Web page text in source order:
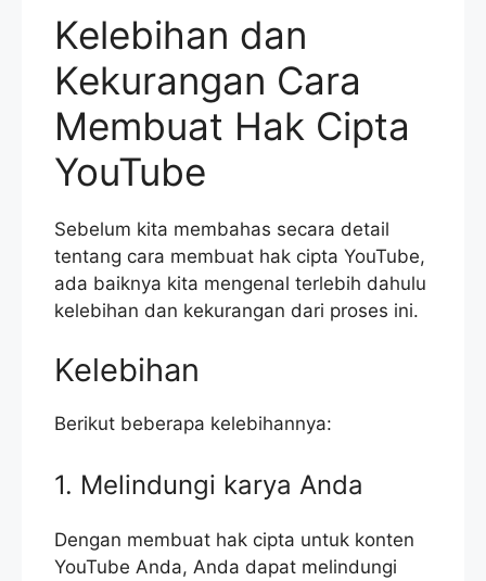
Kelebihan dan
Kekurangan Cara
Membuat Hak Cipta
YouTube
Sebelum kita membahas secara detail
tentang cara membuat hak cipta YouTube,
ada baiknya kita mengenal terlebih dahulu
kelebihan dan kekurangan dari proses ini.
Kelebihan
Berikut beberapa kelebihannya:
1. Melindungi karya Anda
Dengan membuat hak cipta untuk konten
YouTube Anda, Anda dapat melindungi